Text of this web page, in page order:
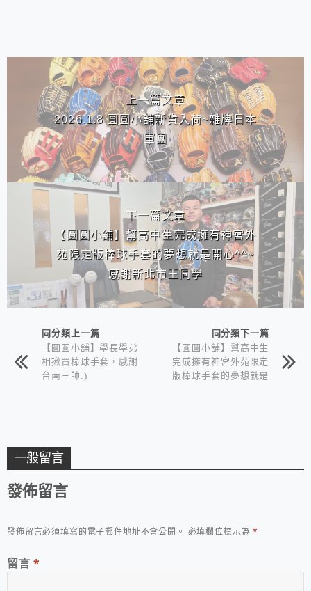
相連文章
上一篇文章
2026.1.8 圓圓小舖新貨入荷~雜牌日本
軍團
下一篇文章
【圓圓小舖】幫高中生完成擁有神宮外
苑限定版棒球手套的夢想就是開心^^~
感謝新北市王同學
同分類上一篇
【圓圓小舖】學長學弟
相揪買棒球手套，感謝
台南三帥:)
同分類下一篇
【圓圓小舖】幫高中生
完成擁有神宮外苑限定
版棒球手套的夢想就是
一般留言
發佈留言
發佈留言必須填寫的電子郵件地址不會公開。 必填欄位標示為*
留言 *